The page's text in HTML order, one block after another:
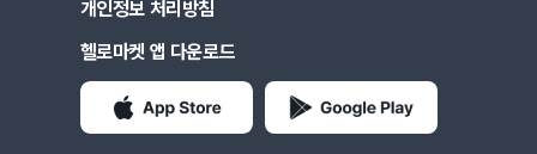
개인정보 처리방침
헬로마켓 앱 다운로드